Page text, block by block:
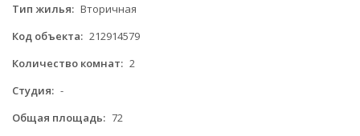
Тип жилья: Вторичная
Код объекта: 212914579
Количество комнат: 2
Студия: -
Общая площадь: 72